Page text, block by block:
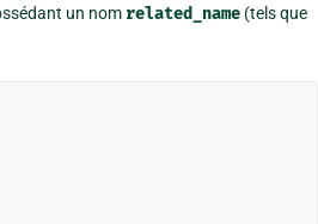
un nom related_name (tels que